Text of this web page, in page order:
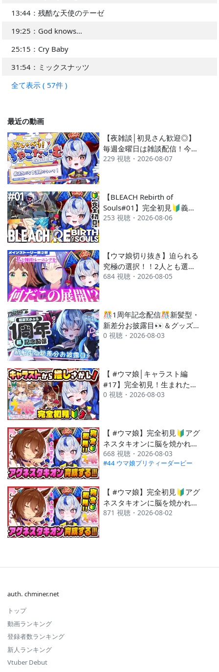
13:44：残酷な天使のテーゼ
19:25：God knows...
25:15：Cry Baby
31:54：ミックスナッツ
全て表示 ( 57件 )
最近の動画
【夜雑談│初見さん歓迎◎】
毎週金曜日は雑談配信！今日
もちゃごとお喋りしにきてく
～！】#新人VTuber
229 視聴・2026-08-07
【BLEACH Rebirth of
Souls#01】完全初見🔰義務
教育とも名高い！？BLEACH
【#超御天かぷら/じだらくか
んぱに～！】
253 視聴・2026-08-06
【ウマ娘切り抜き】迫られる
究極の選択！！2人とも選ぶ
のは、ダメです
684 視聴・2026-08-05
🎊1周年記念配信🎊新髪型・
新差分お披露目👀＆グッズ告
知📢＆みんなへの感謝💙と
～！】
0 視聴・2026-08-03
【 #ウマ娘│キャラスト編
#17】完全初見！生まれたて
新人トレーナーの推し探し！
ービー 】 #超御天かぷら/じ
だらくかんぱに～！
0 視聴・2026-08-03
【 #ウマ娘】完全初見🔰アグ
ネスタキオンに脳を焼かれつ
つある新人トレーナー、己の
欲望に勝てず初育成に挑む🏇
ビー 】 #超御天かぷら #新人
vtuber
668 視聴・2026-08-03
#44 ウマ娘プリティーダービー
【 #ウマ娘】完全初見🔰アグ
ネスタキオンに脳を焼かれつ
つある新人トレーナー、己の
871 視聴・2026-08-02
auth. chminer.net
トップ
動画ランキング
登録者数ランキング
新人ランキング
Vtuber Debut